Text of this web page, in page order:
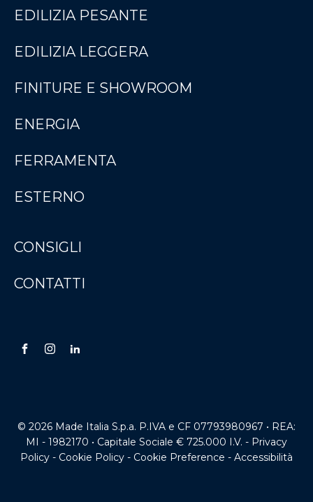
EDILIZIA PESANTE
EDILIZIA LEGGERA
FINITURE E SHOWROOM
ENERGIA
FERRAMENTA
ESTERNO
CONSIGLI
CONTATTI
© 2026 Made Italia S.p.a. P.IVA e CF 07793980967 • REA:
MI - 1982170 • Capitale Sociale € 725.000 I.V. - Privacy
Policy - Cookie Policy - Cookie Preference - Accessibilità